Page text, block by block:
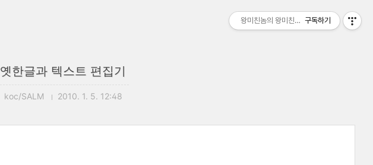
옛한글과 텍스트 편집기
koc/SALM 2010. 1. 5. 12:48
왕미친놈의 왕미친세상구독하기